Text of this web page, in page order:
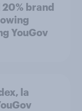
brand
YouGov
la